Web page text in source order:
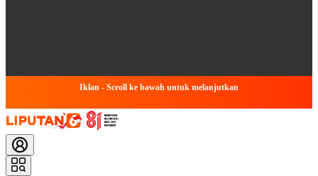
Iklan - Scroll ke bawah untuk melanjutkan